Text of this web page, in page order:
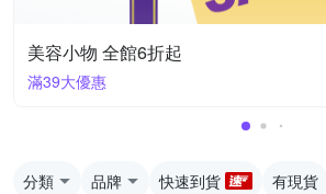
美容小物 全館6折起
滿39大優惠
分類 品牌 快速到貨 有現貨